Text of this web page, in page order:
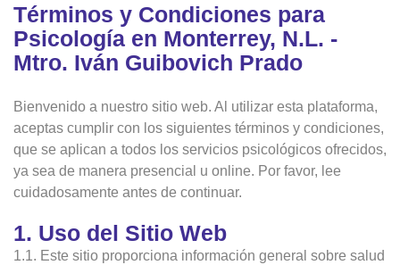
Términos y Condiciones para
Psicología en Monterrey, N.L. -
Mtro. Iván Guibovich Prado
Bienvenido a nuestro sitio web. Al utilizar esta plataforma,
aceptas cumplir con los siguientes términos y condiciones,
que se aplican a todos los servicios psicológicos ofrecidos,
ya sea de manera presencial u online. Por favor, lee
cuidadosamente antes de continuar.
1. Uso del Sitio Web
1.1. Este sitio proporciona información general sobre salud